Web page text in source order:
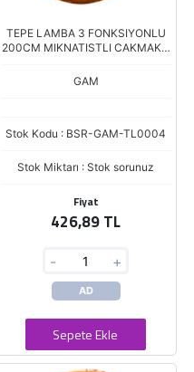
TEPE LAMBA 3 FONKSIYONLU
200CM MIKNATISTLI CAKMAKLI
GAM
Stok Kodu : BSR-GAM-TL0004
Stok Miktarı : Stok sorunuz
Fiyat
426,89 TL
- +
AD
Sepete Ekle